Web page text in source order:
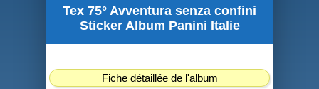
Tex 75° Avventura senza confini
Sticker Album Panini Italie
Fiche détaillée de l'album